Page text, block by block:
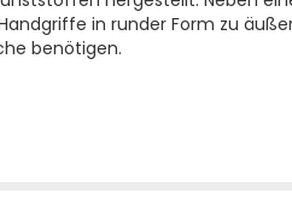
in runder Form zu
benötigen.